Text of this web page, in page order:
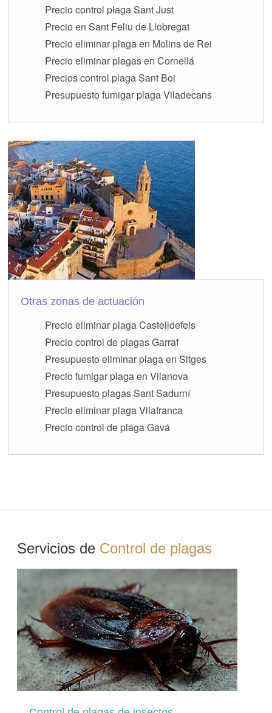
Precio control plaga Sant Just
Precio en Sant Feliu de Llobregat
Precio eliminar plaga en Molins de Rei
Precio eliminar plagas en Cornellá
Precios control plaga Sant Boi
Presupuesto fumigar plaga Viladecans
Otras zonas de actuación
Precio eliminar plaga Castelldefels
Precio control de plagas Garraf
Presupuesto eliminar plaga en Sitges
Precio fumigar plaga en Vilanova
Presupuesto plagas Sant Sadurní
Precio eliminar plaga Vilafranca
Precio control de plaga Gavá
Servicios de Control de plagas